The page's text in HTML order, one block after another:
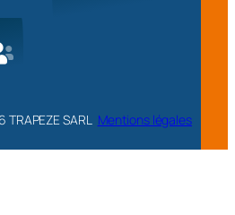
TRAPEZE SARL Mentions légales